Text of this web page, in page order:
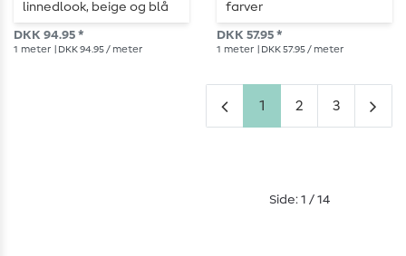
linnedlook, beige og blå
DKK 94.95 *
1 meter | DKK 94.95 / meter
farver
DKK 57.95 *
1 meter | DKK 57.95 / meter
1 2 3
Side: 1 / 14